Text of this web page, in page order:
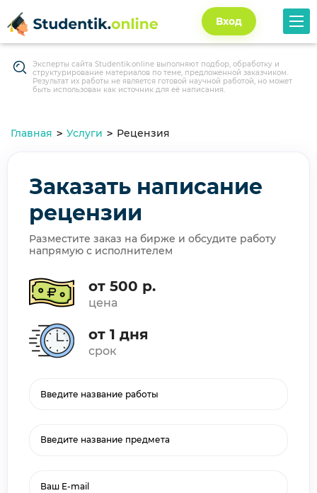
Вход
Эксперты сайта Studentik.online выполняют подбор, обработку и
структурирование материалов по теме, предложенной заказчиком.
Результат их работы не является готовой научной работой, но может
быть использован как источник для её написания.
Главная Услуги Рецензия
Заказать написание
рецензии
Разместите заказ на бирже и обсудите работу
напрямую с исполнителем
от 500 р.
цена
от 1 дня
срок
Введите название предмета